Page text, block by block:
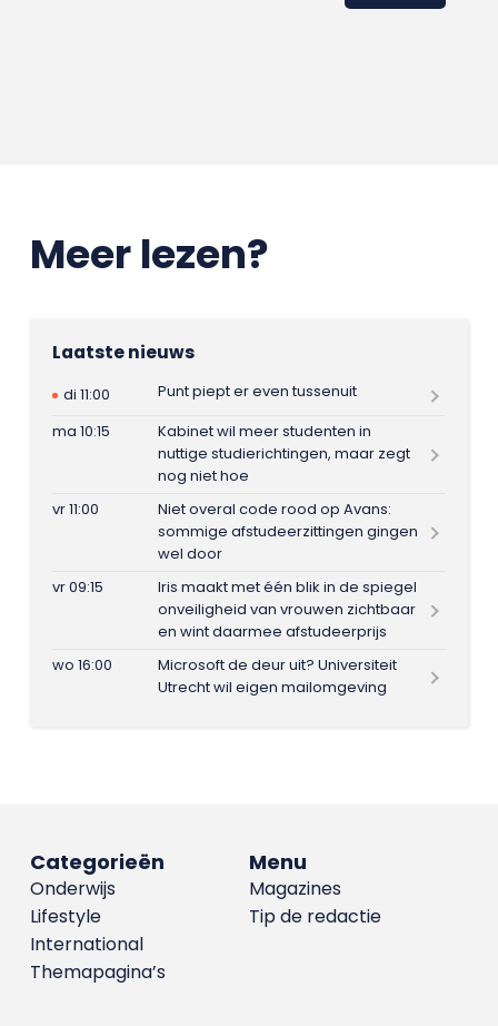
Meer lezen?
Laatste nieuws
di 11:00
Punt piept er even tussenuit
ma 10:15
Kabinet wil meer studenten in
nuttige studierichtingen, maar zegt
nog niet hoe
vr 11:00
Niet overal code rood op Avans:
sommige afstudeerzittingen gingen
wel door
vr 09:15
Iris maakt met één blik in de spiegel
onveiligheid van vrouwen zichtbaar
en wint daarmee afstudeerprijs
wo 16:00
Microsoft de deur uit? Universiteit
Utrecht wil eigen mailomgeving
Menu
Magazines
Tip de redactie
Categorieën
Onderwijs
Lifestyle
International
Themapagina’s